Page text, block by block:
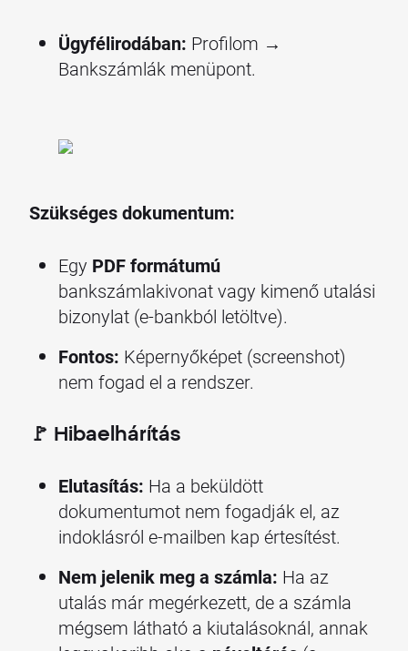
Ügyfélirodában: Profilom →
Bankszámlák menüpont.
Szükséges dokumentum:
Egy PDF formátumú
bankszámlakivonat vagy kimenő utalási
bizonylat (e-bankból letöltve).
Fontos: Képernyőképet (screenshot)
nem fogad el a rendszer.
🚩 Hibaelhárítás
Elutasítás: Ha a beküldött
dokumentumot nem fogadják el, az
indoklásról e-mailben kap értesítést.
Nem jelenik meg a számla: Ha az
utalás már megérkezett, de a számla
mégsem látható a kiutalásoknál, annak